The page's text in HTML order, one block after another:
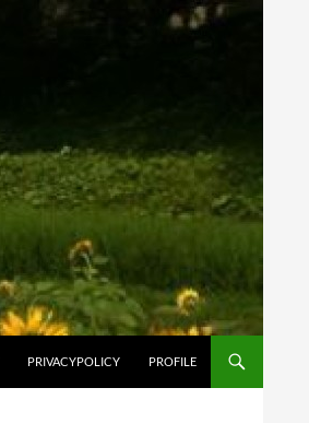
PRIVACYPOLICY PROFILE